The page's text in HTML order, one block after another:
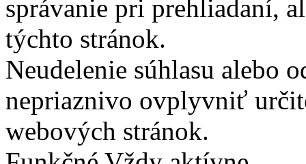
správanie pri prehliadaní,
týchto stránok.
Neudelenie súhlasu alebo
nepriaznivo ovplyvniť
webových stránok.